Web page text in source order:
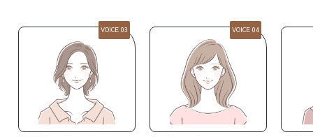
VOICE 04 VOICE 05